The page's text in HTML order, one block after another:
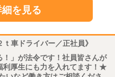
を見る
ｔ車ドライバー／正社員》
」が法令です！社員皆さんが
利厚生にも力を入れてます！★